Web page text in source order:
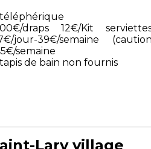
draps 12€/Kit
39€/semaine
semaine
de bain non fournis
Lary village